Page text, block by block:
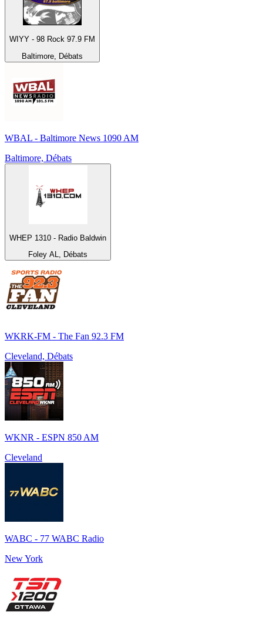
WIYY - 98 Rock 97.9 FM
Baltimore, Débats
WBAL - Baltimore News 1090 AM
Baltimore, Débats
WHEP 1310 - Radio Baldwin
Foley AL, Débats
WKRK-FM - The Fan 92.3 FM
Cleveland, Débats
WKNR - ESPN 850 AM
Cleveland
WABC - 77 WABC Radio
New York